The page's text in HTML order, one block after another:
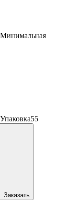
Минимальная
Упаковка55
Заказать